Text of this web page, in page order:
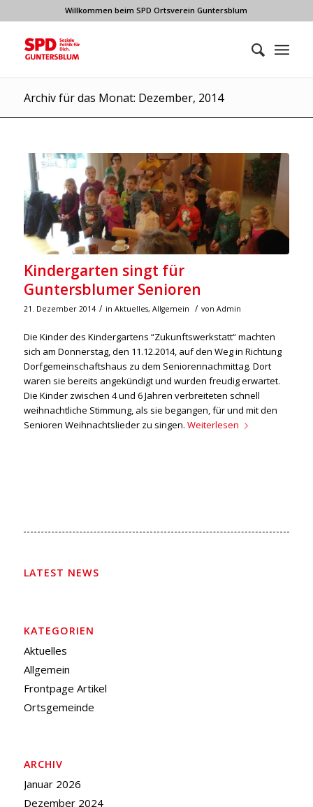
Willkommen beim SPD Ortsverein Guntersblum
Archiv für das Monat: Dezember, 2014
Kindergarten singt für
Guntersblumer Senioren
21. Dezember 2014 / in Aktuelles, Allgemein / von Admin
Die Kinder des Kindergartens “Zukunftswerkstatt“ machten
sich am Donnerstag, den 11.12.2014, auf den Weg in Richtung
Dorfgemeinschaftshaus zu dem Seniorennachmittag. Dort
waren sie bereits angekündigt und wurden freudig erwartet.
Die Kinder zwischen 4 und 6 Jahren verbreiteten schnell
weihnachtliche Stimmung, als sie begangen, für und mit den
Senioren Weihnachtslieder zu singen. Weiterlesen
LATEST NEWS
KATEGORIEN
Aktuelles
Allgemein
Frontpage Artikel
Ortsgemeinde
ARCHIV
Januar 2026
Dezember 2024